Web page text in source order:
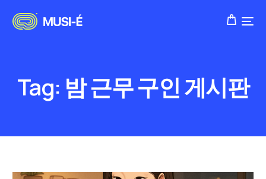
Tag: 밤 근무 구인 게시판